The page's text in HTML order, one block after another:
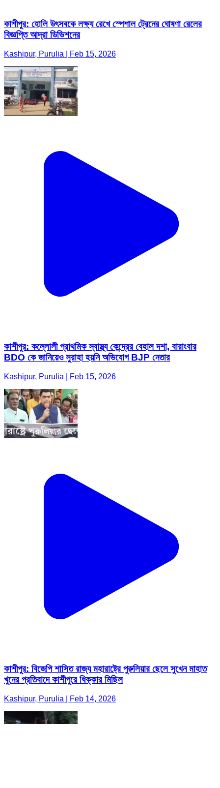
কাশীপুর: হোলি উৎসবকে লক্ষ্য রেখে স্পেশাল ট্রেনের ঘোষণা রেলের
বিজ্ঞপ্তি আদ্রা ডিভিশনের
Kashipur, Purulia | Feb 15, 2026
কাশীপুর: কল্লোলী প্রাথমিক স্বাস্থ্য কেন্দ্রের বেহাল দশা, বারাংবার
BDO কে জানিয়েও সুরাহা হয়নি অভিযোগ BJP নেতার
Kashipur, Purulia | Feb 15, 2026
কাশীপুর: বিজেপি শাসিত রাজ্য মহারাষ্ট্রে পুরুলিয়ার ছেলে সুখেন মাহাত
খুনের প্রতিবাদে কাশীপুরে ধিক্কার মিছিল
Kashipur, Purulia | Feb 14, 2026